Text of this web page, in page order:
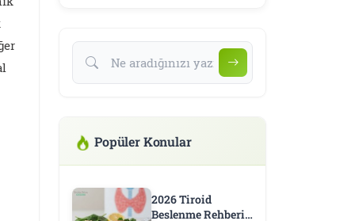
Popüler Konular
2026 Tiroid
Beslenme Rehberi: